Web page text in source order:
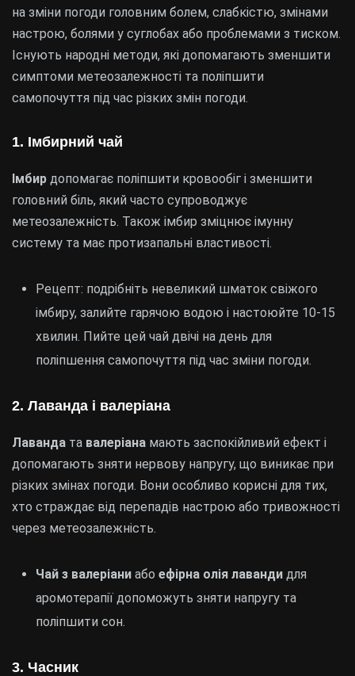
на зміни погоди головним болем, слабкістю, змінами
настрою, болями у суглобах або проблемами з тиском.
Існують народні методи, які допомагають зменшити
симптоми метеозалежності та поліпшити
самопочуття під час різких змін погоди.
1. Імбирний чай
Імбир допомагає поліпшити кровообіг і зменшити
головний біль, який часто супроводжує
метеозалежність. Також імбир зміцнює імунну
систему та має протизапальні властивості.
Рецепт: подрібніть невеликий шматок свіжого
імбиру, залийте гарячою водою і настоюйте 10-15
хвилин. Пийте цей чай двічі на день для
поліпшення самопочуття під час зміни погоди.
2. Лаванда і валеріана
Лаванда та валеріана мають заспокійливий ефект і
допомагають зняти нервову напругу, що виникає при
різких змінах погоди. Вони особливо корисні для тих,
хто страждає від перепадів настрою або тривожності
через метеозалежність.
Чай з валеріани або ефірна олія лаванди для
аромотерапії допоможуть зняти напругу та
поліпшити сон.
3. Часник